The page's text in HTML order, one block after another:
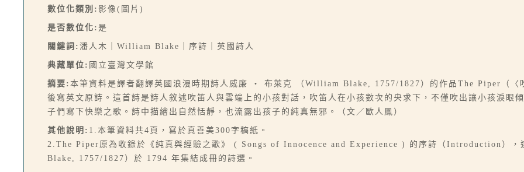
數位化類別: 影像(圖片)
是否數位化: 是
關鍵詞: 潘人木｜William Blake｜序詩｜英國詩人
典藏單位: 國立臺灣文學館
摘要: 本筆資料是譯者翻譯英國浪漫時期詩人威廉 ‧ 布萊克 （William Blake, 1757/1827）的作品The Piper（〈
後寫英文原詩。這首詩是詩人敘述吹笛人與雲端上的小孩對話，吹笛人在小孩數次的央求下，不僅吹出讓小孩淚眼
子們寫下快樂之歌。詩中描繪出自然恬靜，也流露出孩子的純真無邪。（文／歐人鳳）
其他說明: 1.本筆資料共4頁，寫於真善美300字稿紙。
2.The Piper原為收錄於《純真與經驗之歌》 ( Songs of Innocence and Experience ) 的序詩（Introduction）
Blake, 1757/1827）於 1794 年集結成冊的詩選。